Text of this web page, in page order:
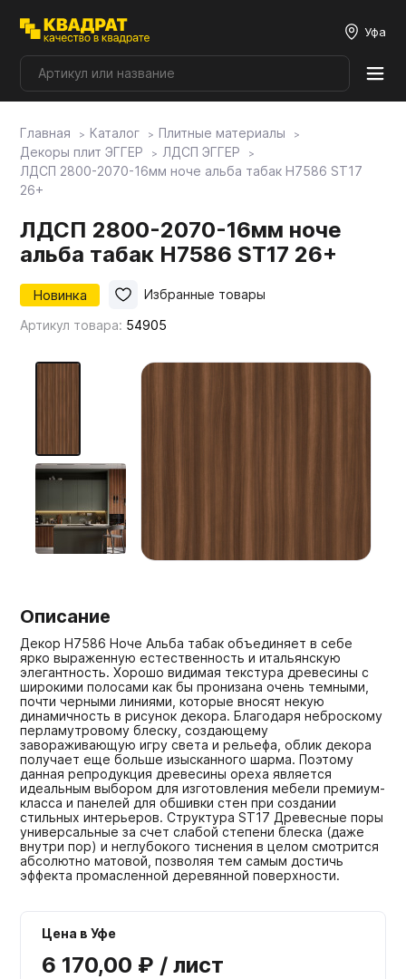
Уфа
Плитные материалы
Фурнитура
Столешницы
Главная Каталог
Плитные материалы
Декоры плит ЭГГЕР
ЛДСП ЭГГЕР
ЛДСП 2800-2070-16мм ноче альба табак H7586 ST17
26+
ЛДСП 2800-2070-16мм ноче
альба табак H7586 ST17 26+
Новинка
Артикул товара: 54905
Избранные товары
Описание
Декор H7586 Ноче Альба табак объединяет в себе
ярко выраженную естественность и итальянскую
элегантность. Хорошо видимая текстура древесины с
широкими полосами как бы пронизана очень темными,
почти черными линиями, которые вносят некую
динамичность в рисунок декора. Благодаря неброскому
перламутровому блеску, создающему
завораживающую игру света и рельефа, облик декора
получает еще больше изысканного шарма. Поэтому
данная репродукция древесины ореха является
идеальным выбором для изготовления мебели премиум-
класса и панелей для обшивки стен при создании
стильных интерьеров. Структура ST17 Древесные поры
универсальные за счет слабой степени блеска (даже
внутри пор) и неглубокого тиснения в целом смотрится
абсолютно матовой, позволяя тем самым достичь
эффекта промасленной деревянной поверхности.
Цена в Уфе
6 170,00 ₽ / лист